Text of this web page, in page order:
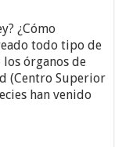
¿Cómo
todo tipo de
órganos de
(Centro Superior
han venido